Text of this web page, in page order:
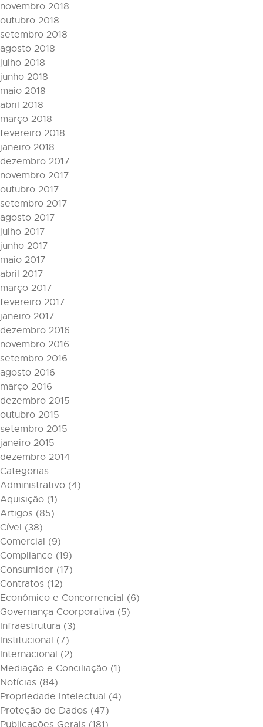
novembro 2018
outubro 2018
setembro 2018
agosto 2018
julho 2018
junho 2018
maio 2018
abril 2018
março 2018
fevereiro 2018
janeiro 2018
dezembro 2017
novembro 2017
outubro 2017
setembro 2017
agosto 2017
julho 2017
junho 2017
maio 2017
abril 2017
março 2017
fevereiro 2017
janeiro 2017
dezembro 2016
novembro 2016
setembro 2016
agosto 2016
março 2016
dezembro 2015
outubro 2015
setembro 2015
janeiro 2015
dezembro 2014
Categorias
Administrativo (4)
Aquisição (1)
Artigos (85)
Cível (38)
Comercial (9)
Compliance (19)
Consumidor (17)
Contratos (12)
Econômico e Concorrencial (6)
Governança Coorporativa (5)
Infraestrutura (3)
Institucional (7)
Internacional (2)
Mediação e Conciliação (1)
Notícias (84)
Propriedade Intelectual (4)
Proteção de Dados (47)
Publicações Gerais (181)